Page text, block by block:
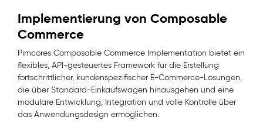
Implementierung von Composable
Commerce
Pimcores Composable Commerce Implementation bietet ein
flexibles, API-gesteuertes Framework für die Erstellung
fortschrittlicher, kundenspezifischer E-Commerce-Lösungen,
die über Standard-Einkaufswagen hinausgehen und eine
modulare Entwicklung, Integration und volle Kontrolle über
das Anwendungsdesign ermöglichen.